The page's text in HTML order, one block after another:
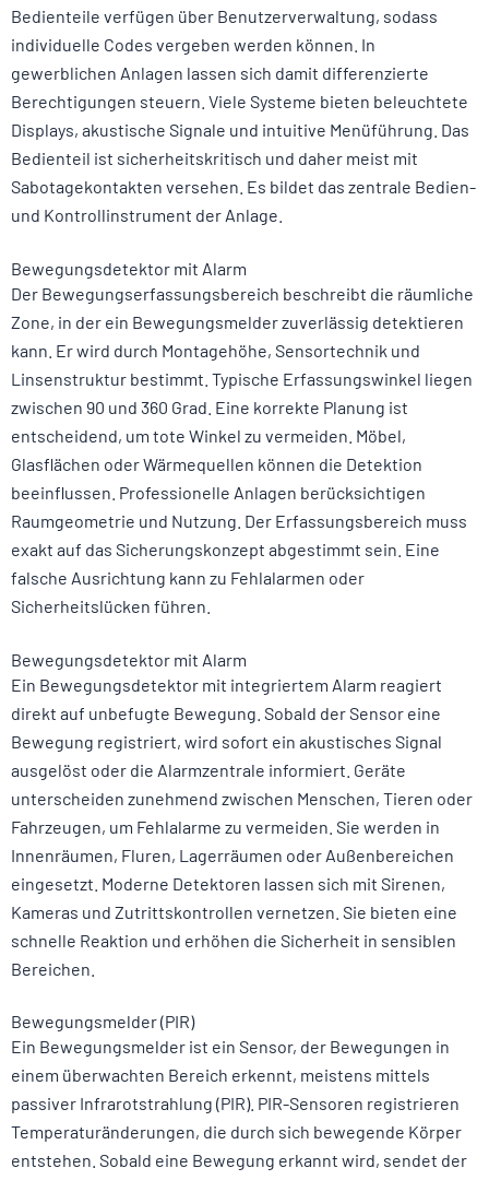
Bedienteile verfügen über Benutzerverwaltung, sodass
individuelle Codes vergeben werden können. In
gewerblichen Anlagen lassen sich damit differenzierte
Berechtigungen steuern. Viele Systeme bieten beleuchtete
Displays, akustische Signale und intuitive Menüführung. Das
Bedienteil ist sicherheitskritisch und daher meist mit
Sabotagekontakten versehen. Es bildet das zentrale Bedien-
und Kontrollinstrument der Anlage.
Bewegungsdetektor mit Alarm
Der Bewegungserfassungsbereich beschreibt die räumliche
Zone, in der ein Bewegungsmelder zuverlässig detektieren
kann. Er wird durch Montagehöhe, Sensortechnik und
Linsenstruktur bestimmt. Typische Erfassungswinkel liegen
zwischen 90 und 360 Grad. Eine korrekte Planung ist
entscheidend, um tote Winkel zu vermeiden. Möbel,
Glasflächen oder Wärmequellen können die Detektion
beeinflussen. Professionelle Anlagen berücksichtigen
Raumgeometrie und Nutzung. Der Erfassungsbereich muss
exakt auf das Sicherungskonzept abgestimmt sein. Eine
falsche Ausrichtung kann zu Fehlalarmen oder
Sicherheitslücken führen.
Bewegungsdetektor mit Alarm
Ein Bewegungsdetektor mit integriertem Alarm reagiert
direkt auf unbefugte Bewegung. Sobald der Sensor eine
Bewegung registriert, wird sofort ein akustisches Signal
ausgelöst oder die Alarmzentrale informiert. Geräte
unterscheiden zunehmend zwischen Menschen, Tieren oder
Fahrzeugen, um Fehlalarme zu vermeiden. Sie werden in
Innenräumen, Fluren, Lagerräumen oder Außenbereichen
eingesetzt. Moderne Detektoren lassen sich mit Sirenen,
Kameras und Zutrittskontrollen vernetzen. Sie bieten eine
schnelle Reaktion und erhöhen die Sicherheit in sensiblen
Bereichen.
Bewegungsmelder (PIR)
Ein Bewegungsmelder ist ein Sensor, der Bewegungen in
einem überwachten Bereich erkennt, meistens mittels
passiver Infrarotstrahlung (PIR). PIR-Sensoren registrieren
Temperaturänderungen, die durch sich bewegende Körper
entstehen. Sobald eine Bewegung erkannt wird, sendet der